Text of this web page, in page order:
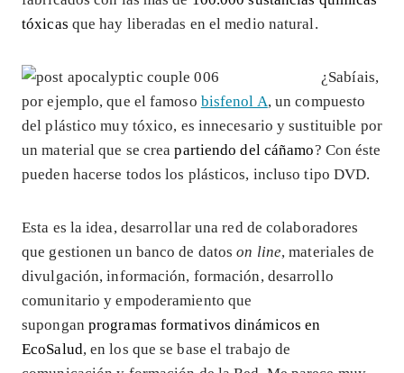
tóxicas que hay liberadas en el medio natural.
¿Sabíais,
por ejemplo, que el famoso bisfenol A, un compuesto
del plástico muy tóxico, es innecesario y sustituible por
un material que se creapartiendo del cáñamo? Con éste
pueden hacerse todos los plásticos, incluso tipo DVD.
Esta es la idea, desarrollar una red de colaboradores
que gestionen un banco de datos on line, materiales de
divulgación, información, formación, desarrollo
comunitario y empoderamiento que
supongan programas formativos dinámicos en
EcoSalud, en los que se base el trabajo de